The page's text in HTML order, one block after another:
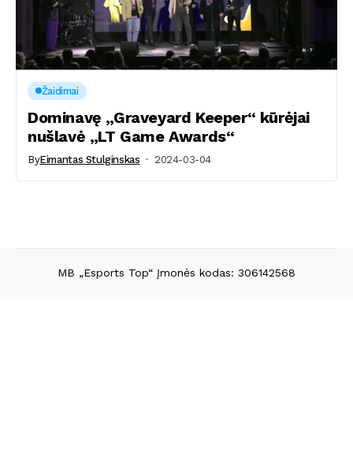
Žaidimai
Dominavę „Graveyard Keeper“ kūrėjai
nušlavė „LT Game Awards“
ByEimantas Stulginskas 2024-03-04
MB „Esports Top“ Įmonės kodas: 306142568